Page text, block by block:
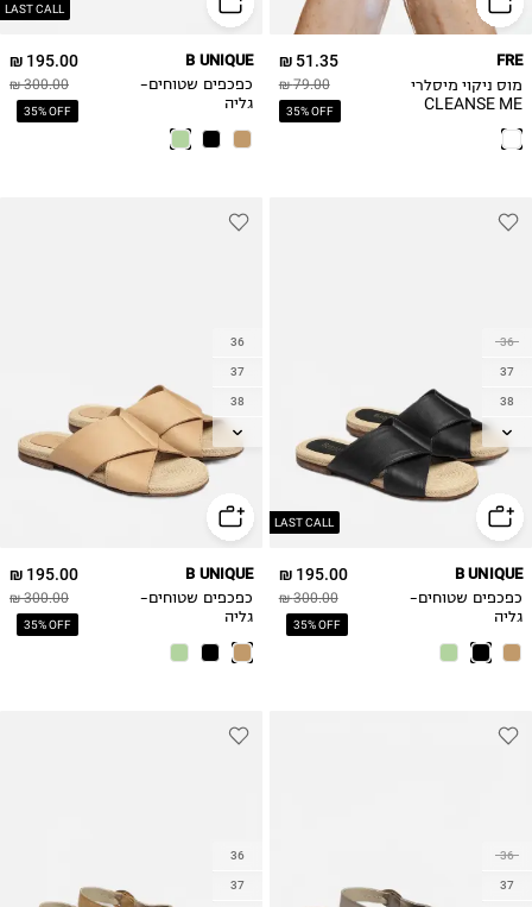
51.35 ₪
79.00 ₪
35% OFF
FRE
מוס ניקוי מיסלרי
CLEANSE ME
Water
LAST CALL
195.00 ₪
300.00 ₪
35% OFF
B UNIQUE
כפכפים שטוחים-
גליה
LAST CALL
36
37
38
39
40
195.00 ₪
300.00 ₪
35% OFF
B UNIQUE
כפכפים שטוחים-
גליה
36
37
38
39
40
195.00 ₪
300.00 ₪
35% OFF
B UNIQUE
כפכפים שטוחים-
גליה
36
37
36
37